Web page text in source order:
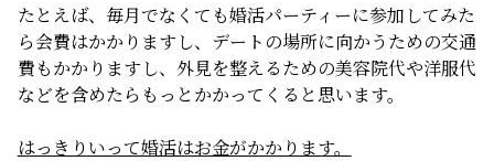
たとえば、毎月でなくても婚活パーティーに参加してみた
ら会費はかかりますし、デートの場所に向かうための交通
費もかかりますし、外見を整えるための美容院代や洋服代
などを含めたらもっとかかってくると思います。
はっきりいって婚活はお金がかかります。